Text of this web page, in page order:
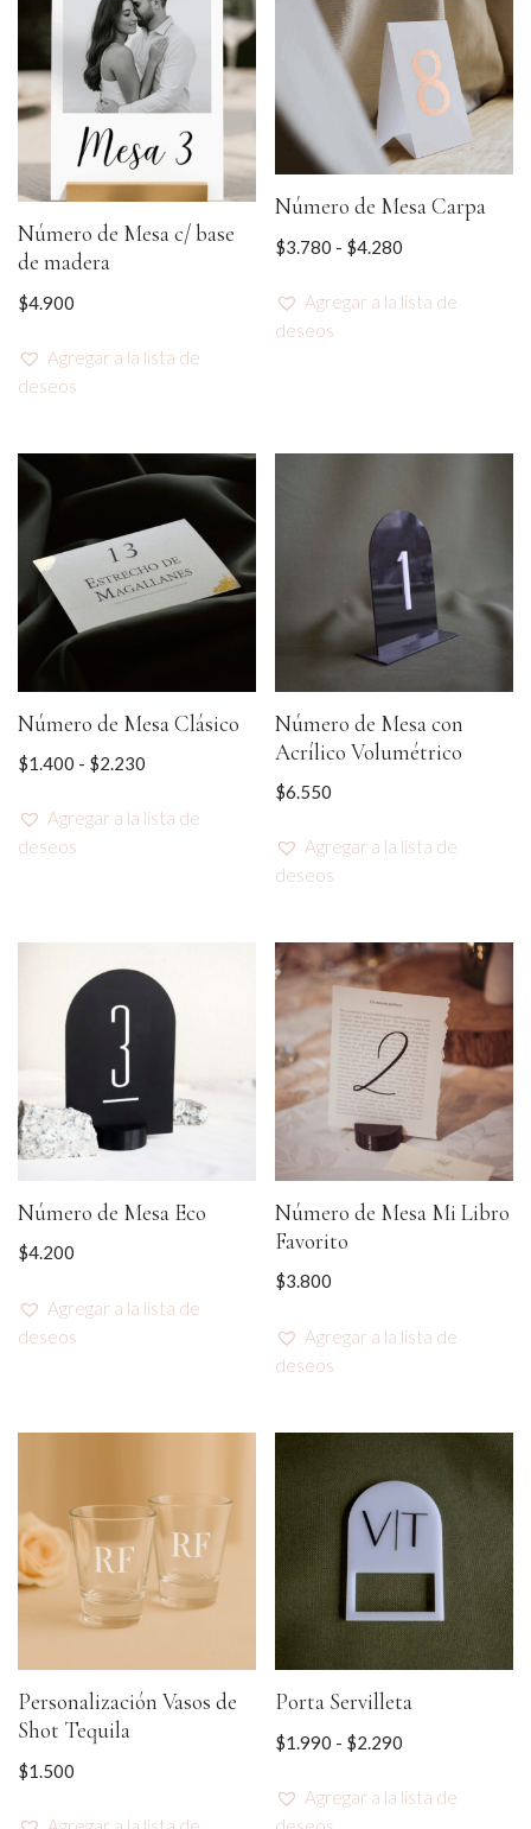
Número de Mesa c/ base
de madera
$4.900
Agregar a la lista de
deseos
Número de Mesa Carpa
$3.780 - $4.280
Agregar a la lista de
deseos
Número de Mesa Clásico
$1.400 - $2.230
Agregar a la lista de
deseos
Número de Mesa con
Acrílico Volumétrico
$6.550
Agregar a la lista de
deseos
Número de Mesa Eco
$4.200
Agregar a la lista de
deseos
Número de Mesa Mi Libro
Favorito
$3.800
Agregar a la lista de
deseos
Personalización Vasos de
Shot Tequila
$1.500
Porta Servilleta
$1.990 - $2.290
Agregar a la lista de